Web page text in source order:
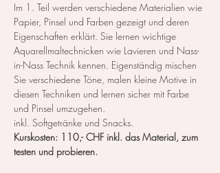
Im 1. Teil werden verschiedene Materialien wie
Papier, Pinsel und Farben gezeigt und deren
Eigenschaften erklärt. Sie lernen wichtige
Aquarellmaltechnicken wie Lavieren und Nass-
in-Nass Technik kennen. Eigenständig mischen
Sie verschiedene Töne, malen kleine Motive in
diesen Techniken und lernen sicher mit Farbe
und Pinsel umzugehen.
inkl. Softgetränke und Snacks.
Kurskosten: 110,- CHF inkl. das Material, zum
testen und probieren.